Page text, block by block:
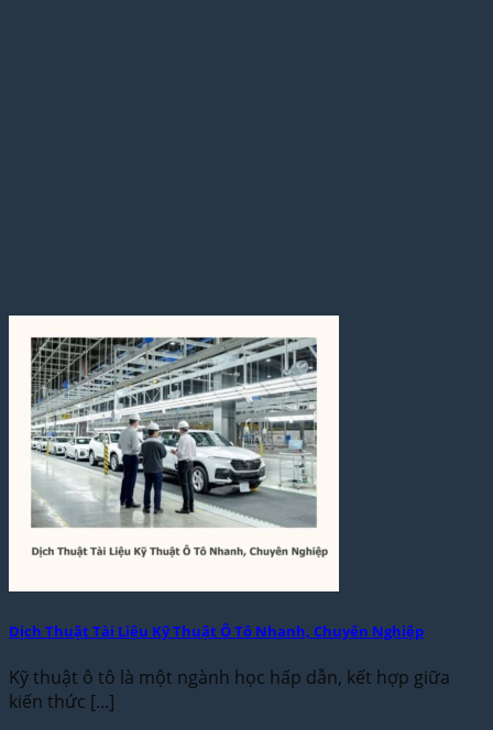
Dịch Thuật Tài Liệu Kỹ Thuật Ô Tô Nhanh, Chuyên Nghiệp
Kỹ thuật ô tô là một ngành học hấp dẫn, kết hợp giữa
kiến thức [...]